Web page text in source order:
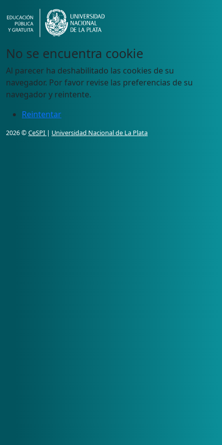
No se encuentra cookie
Al parecer ha deshabilitado las cookies de su
navegador. Por favor revise las preferencias de su
navegador y reintente.
Reintentar
2026 © CeSPI | Universidad Nacional de La Plata